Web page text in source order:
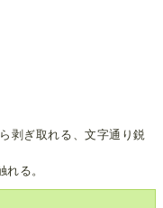
剥ぎ取れる、文字通り鋭
れる。